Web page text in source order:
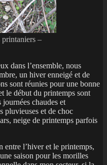
printaniers –
dans l’ensemble, nous
un hiver enneigé et de
sont réunies pour une bonne
le début du printemps sont
chaudes et
pluvieuses et de choc
neige de printemps parfois
entre l’hiver et le printemps,
saison pour les morilles